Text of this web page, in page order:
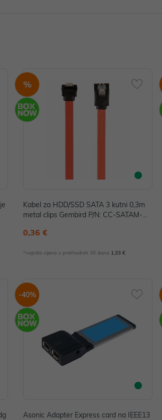
%
Kabel za HDD/SSD SATA 3 kutni 0,3m
metal clips Gembird P/N: CC-SATAM-DA
0,36 €
*najniža cijena u prethodnih 30 dana 1,33 €
-40%
Asonic Adapter Express card na IEEE13